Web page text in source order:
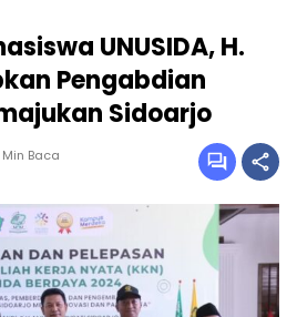
UNUSIDA, H.
Pengabdian
Sidoarjo
Min Baca